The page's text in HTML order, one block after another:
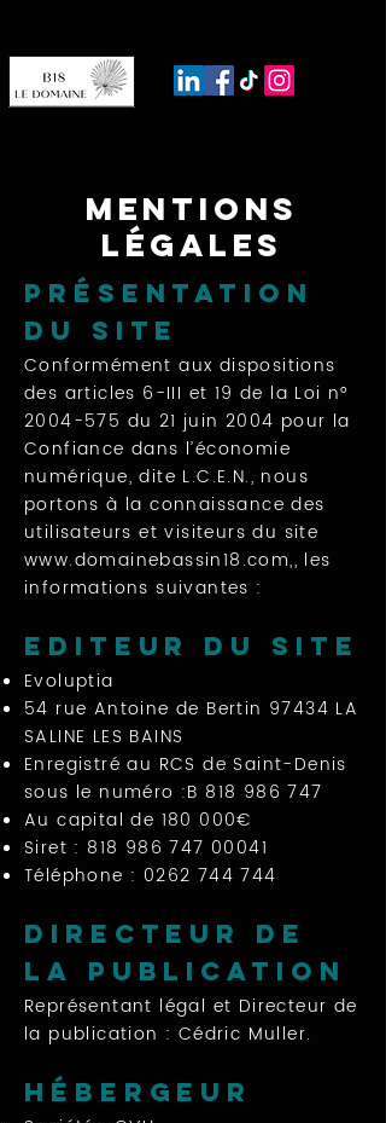
Mentions
légales
Présentation
du site
Conformément aux dispositions
des articles 6-III et 19 de la Loi n°
2004-575 du 21 juin 2004 pour la
Confiance dans l’économie
numérique, dite L.C.E.N., nous
portons à la connaissance des
utilisateurs et visiteurs du site
www.domainebassin18.com,, les
informations suivantes :
Editeur du site
Evoluptia
54 rue Antoine de Bertin 97434 LA
SALINE LES BAINS
Enregistré au RCS de Saint-Denis
sous le numéro :B 818 986 747
Au capital de 180 000€
Siret : 818 986 747 00041
Téléphone : 0262 744 744
Directeur de
la publication
Représentant légal et Directeur de
la publication : Cédric Muller.
Hébergeur